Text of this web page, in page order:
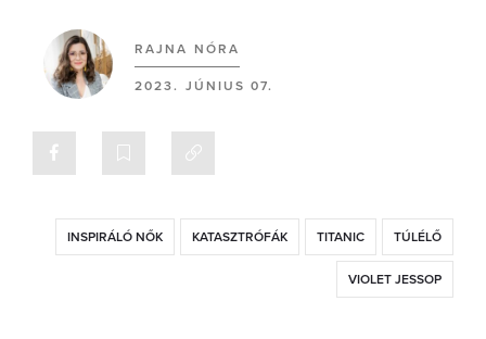
RAJNA NÓRA
2023. JÚNIUS 07.
INSPIRÁLÓ NŐK KATASZTRÓFÁK TITANIC TÚLÉLŐ
VIOLET JESSOP